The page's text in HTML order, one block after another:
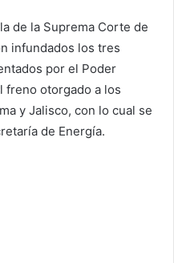
de la Suprema Corte de
infundados los tres
por el Poder
freno otorgado a los
y Jalisco, con lo cual se
de Energía.